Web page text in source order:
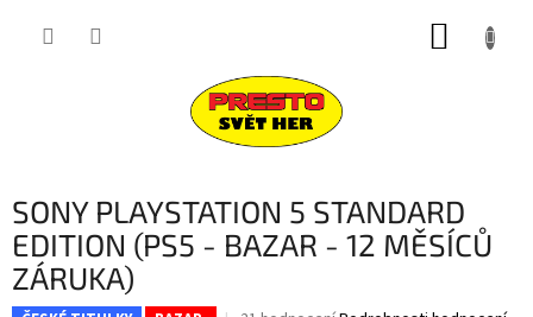
SONY PLAYSTATION 5 STANDARD
EDITION (PS5 - BAZAR - 12 MĚSÍCŮ
ZÁRUKA)